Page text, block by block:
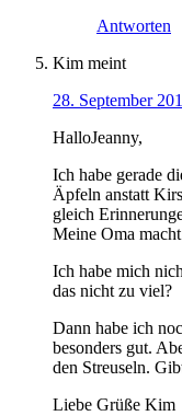
Antworten
Kim meint
28. September
HalloJeanny,
Ich habe gerade
Äpfeln anstatt
gleich
Meine Oma
Ich habe mich
das nicht zu viel?
Dann habe ich
besonders gut.
den Streuseln.
Liebe Grüße Kim